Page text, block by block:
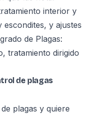
interior y
y ajustes
de Plagas:
tratamiento dirigido
de plagas
plagas y quiere